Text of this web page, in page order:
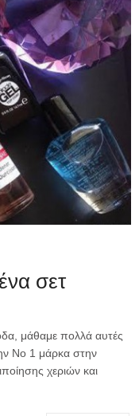
σετ
μάθαμε πολλά αυτές
Νο 1 μάρκα στην
χεριών και